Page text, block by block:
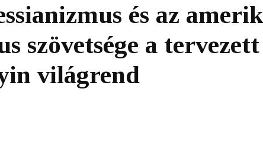
és az
szövetsége a tervezett
világrend